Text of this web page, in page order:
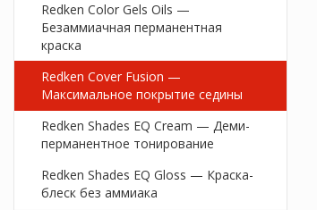
Redken Color Gels Oils —
Безаммиачная перманентная
краска
Redken Cover Fusion —
Максимальное покрытие седины
Redken Shades EQ Cream — Деми-
перманентное тонирование
Redken Shades EQ Gloss — Краска-
блеск без аммиака